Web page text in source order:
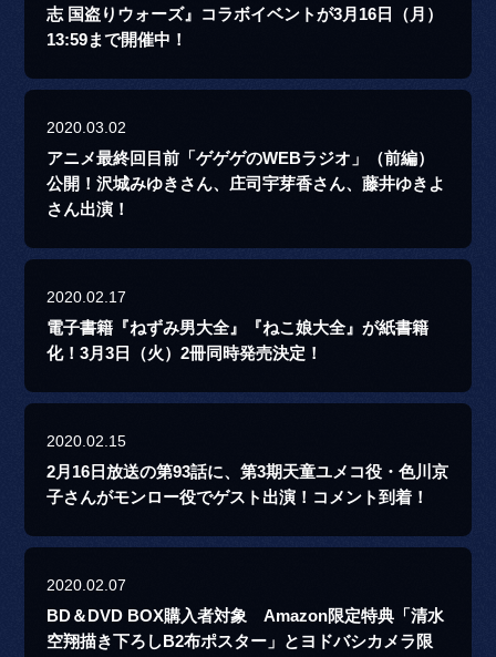
志 国盗りウォーズ』コラボイベントが3月16日（月）
13:59まで開催中！
2020.03.02
アニメ最終回目前「ゲゲゲのWEBラジオ」（前編）
公開！沢城みゆきさん、庄司宇芽香さん、藤井ゆきよ
さん出演！
2020.02.17
電子書籍『ねずみ男大全』『ねこ娘大全』が紙書籍
化！3月3日（火）2冊同時発売決定！
2020.02.15
2月16日放送の第93話に、第3期天童ユメコ役・色川京
子さんがモンロー役でゲスト出演！コメント到着！
2020.02.07
BD＆DVD BOX購入者対象 Amazon限定特典「清水
空翔描き下ろしB2布ポスター」とヨドバシカメラ限